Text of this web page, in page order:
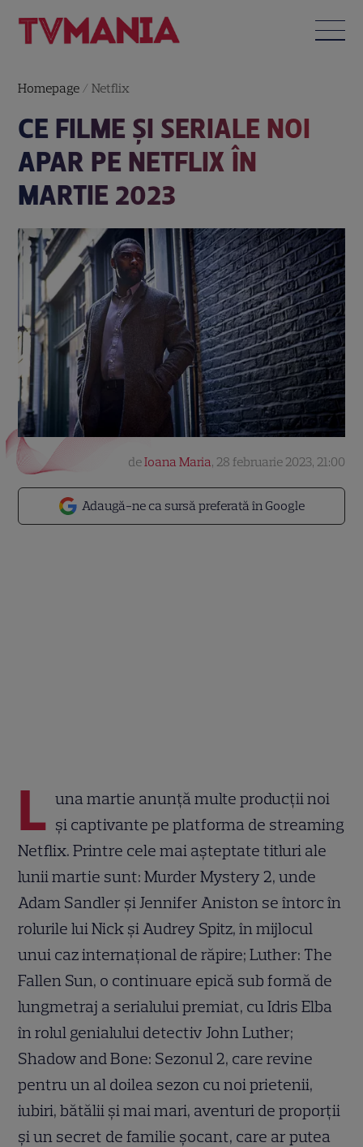
Homepage /Netflix
CE FILME ȘI SERIALE NOI
APAR PE NETFLIX ÎN
MARTIE 2023
Adaugă-ne ca sursă preferată în Google
deIoana Maria, 28 februarie 2023, 21:00
L una martie anunță multe producții noi
și captivante pe platforma de streaming
Netflix. Printre cele mai așteptate titluri ale
lunii martie sunt: Murder Mystery 2, unde
Adam Sandler și Jennifer Aniston se întorc în
rolurile lui Nick și Audrey Spitz, în mijlocul
unui caz internațional de răpire; Luther: The
Fallen Sun, o continuare epică sub formă de
lungmetraj a serialului premiat, cu Idris Elba
în rolul genialului detectiv John Luther;
Shadow and Bone: Sezonul 2, care revine
pentru un al doilea sezon cu noi prietenii,
iubiri, bătălii și mai mari, aventuri de proporții
și un secret de familie șocant, care ar putea